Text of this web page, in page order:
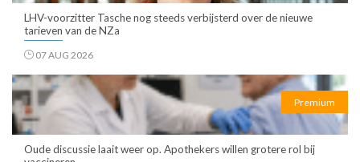
LHV-voorzitter Tasche nog steeds verbijsterd over de nieuwe
tarieven van de NZa
07 AUG 2026
Premium
Oude discussie laait weer op. Apothekers willen grotere rol bij